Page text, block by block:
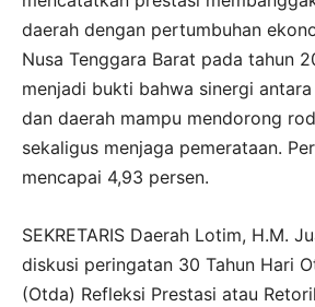
daerah dengan pertumbuhan
Nusa Tenggara Barat pada tahun
menjadi bukti bahwa sinergi
dan daerah mampu mendorong
sekaligus menjaga pemerataan.
mencapai 4,93 persen.
SEKRETARIS Daerah Lotim, H.M.
diskusi peringatan 30 Tahun Hari
(Otda) Refleksi Prestasi atau